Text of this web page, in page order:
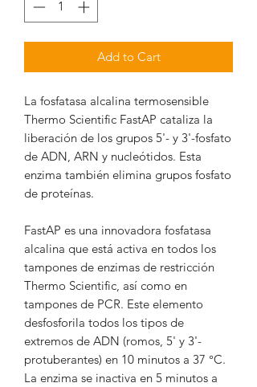
Add to Cart
La fosfatasa alcalina termosensible
Thermo Scientific FastAP cataliza la
liberación de los grupos 5'- y 3'-fosfato
de ADN, ARN y nucleótidos. Esta
enzima también elimina grupos fosfato
de proteínas.
FastAP es una innovadora fosfatasa
alcalina que está activa en todos los
tampones de enzimas de restricción
Thermo Scientific, así como en
tampones de PCR. Este elemento
desfosforila todos los tipos de
extremos de ADN (romos, 5' y 3'-
protuberantes) en 10 minutos a 37 °C.
La enzima se inactiva en 5 minutos a